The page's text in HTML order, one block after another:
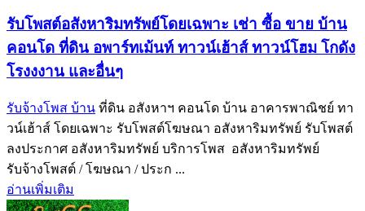
รับโพสต์อสังหาริมทรัพย์โดยเฉพาะ เช่า ซื้อ ขาย บ้าน
คอนโด ที่ดิน อพาร์ทเม้นท์ ทาวน์เฮ้าส์ ทาวน์โฮม โกดัง
โรงงงาน และอื่นๆ
รับจ้างโพส บ้าน ที่ดิน อสังหาฯ คอนโด บ้าน อาคารพาณิชย์ ทา
วน์เฮ้าส์ โดยเฉพาะ รับโพสต์โฆษณา อสังหาริมทรัพย์ รับโพสต์
ลงประกาศ อสังหาริมทรัพย์ บริการโพส อสังหาริมทรัพย์
รับจ้างโพสต์ / โฆษณา / ประก ...
อ่านเพิ่มเติม